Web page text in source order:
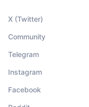
X (Twitter)
Community
Telegram
Instagram
Facebook